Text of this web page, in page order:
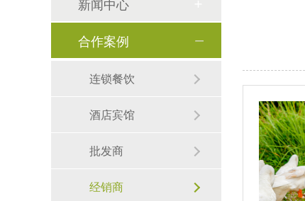
合作案例
连锁餐饮
酒店宾馆
批发商
经销商
鲜全鸭